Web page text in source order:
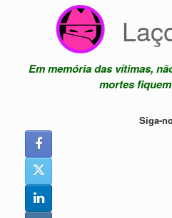
Em memória das vítimas,
mortes
Siga-